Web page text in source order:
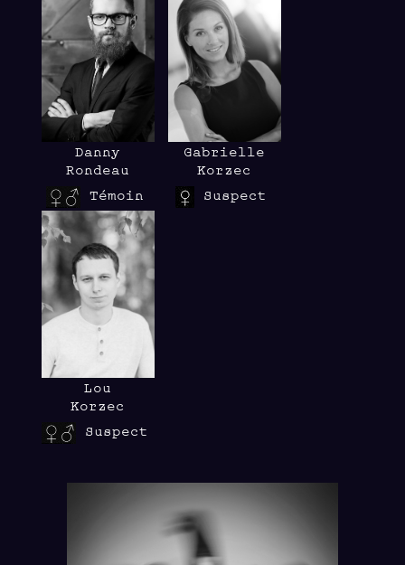
Danny
Rondeau
Témoin
Gabrielle
Korzec
Suspect
Lou
Korzec
Suspect